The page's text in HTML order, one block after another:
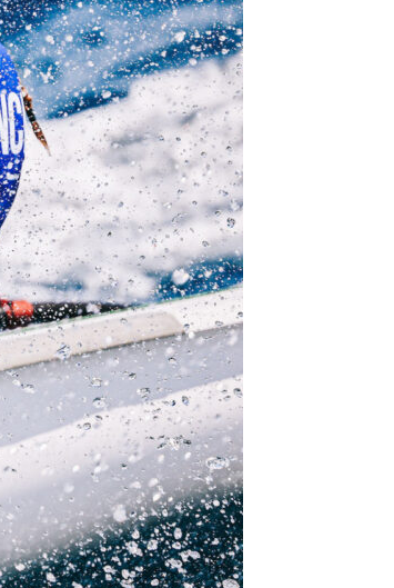
Ocean Fifty,Transat Café l'Or ,Transat Jacques Vabre